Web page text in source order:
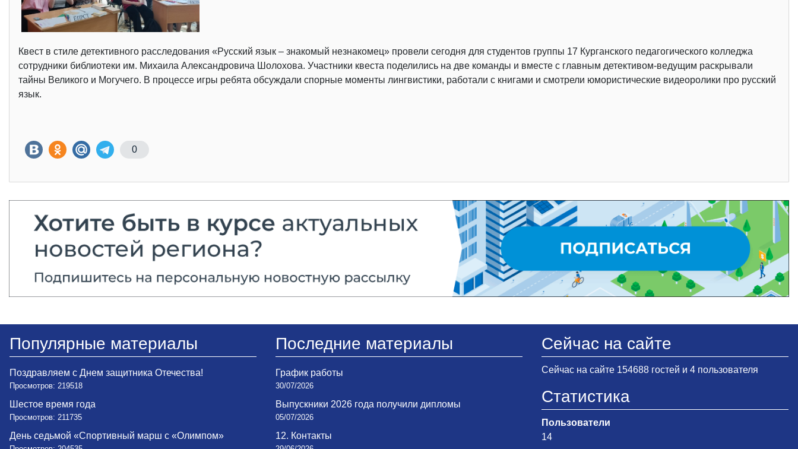
Квест в стиле детективного расследования «Русский язык – знакомый незнакомец» провели сегодня для студентов группы 17 Курганского педагогического колледжа
сотрудники библиотеки им. Михаила Александровича Шолохова. Участники квеста поделились на две команды и вместе с главным детективом-ведущим раскрывали
тайны Великого и Могучего. В процессе игры ребята обсуждали спорные моменты лингвистики, работали с книгами и смотрели юмористические видеоролики про русский
язык.
0
Популярные материалы
Поздравляем с Днем защитника Отечества!
Просмотров: 219518
Шестое время года
Просмотров: 211735
День седьмой «Спортивный марш с «Олимпом»
Последние материалы
График работы
30/07/2026
Выпускники 2026 года получили дипломы
05/07/2026
12. Контакты
Сейчас на сайте
Сейчас на сайте 154688 гостей и 4 пользователя
Статистика
Пользователи
14